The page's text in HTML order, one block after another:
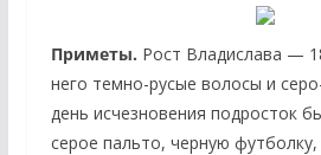
Приметы. Рост Владислава —
него темно-русые волосы и
день исчезновения подросток
серое пальто, черную футболку,